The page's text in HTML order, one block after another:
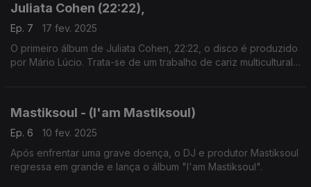
as participações entre outros de Tito Paris, Ary, Punidor, Lulas
da Paixão, Massano Júnior e Badoxa.
Juliata Cohen (22:22),
Ep. 7
17 fev. 2025
O primeiro álbum de Juliata Cohen, 22:22, o disco é produzido
por Mário Lúcio. Trata-se de um trabalho de cariz multicultural
Mastiksoul - (I'am Mastiksoul)
Ep. 6
10 fev. 2025
Após enfrentar uma grave doença, o DJ e produtor Mastiksoul
regressa em grande e lança o álbum "I'am Mastiksoul".